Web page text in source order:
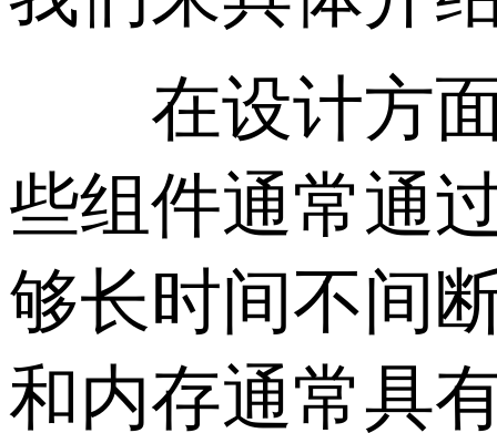
在设计方面
些组件通常通
够长时间不间
和内存通常具